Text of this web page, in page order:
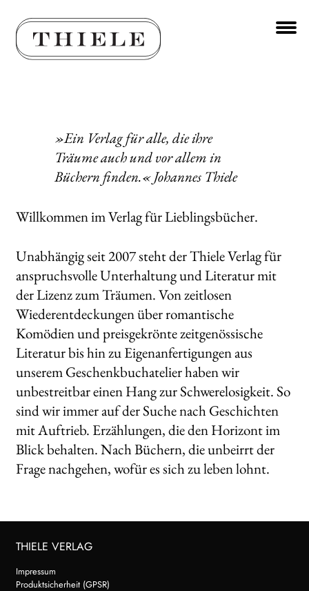
Zur
Navigation
springen
Zum
Inhalt
springen
BÜCHER
Über uns
Stellenangebote
AKTUELLES
HANDEL
LIZENZEN | FOREIGN RIGHTS
WEITERE VERLAGE
Search:
»Ein Verlag für alle, die ihre
Träume auch und vor allem in
Büchern finden.« Johannes Thiele
Willkommen im Verlag für Lieblingsbücher.
Unabhängig seit 2007 steht der Thiele Verlag für
anspruchsvolle Unterhaltung und Literatur mit
der Lizenz zum Träumen. Von zeitlosen
Wiederentdeckungen über romantische
Komödien und preisgekrönte zeitgenössische
Literatur bis hin zu Eigenanfertigungen aus
unserem Geschenkbuchatelier haben wir
unbestreitbar einen Hang zur Schwerelosigkeit. So
sind wir immer auf der Suche nach Geschichten
mit Auftrieb. Erzählungen, die den Horizont im
Blick behalten. Nach Büchern, die unbeirrt der
Frage nachgehen, wofür es sich zu leben lohnt.
THIELE VERLAG
Impressum
Produktsicherheit (GPSR)